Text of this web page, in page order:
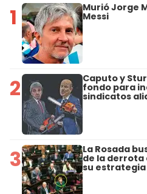
1 Murió Jorge
Messi
2 Caputo y
fondo para
sindicatos
3 La Rosada
de la derrota
su estrategia